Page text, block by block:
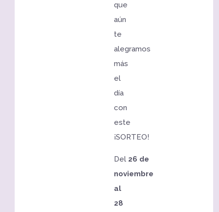
que
aún
te
alegramos
más
el
día
con
este
¡SORTEO!
Del 26 de
noviembre
al
28